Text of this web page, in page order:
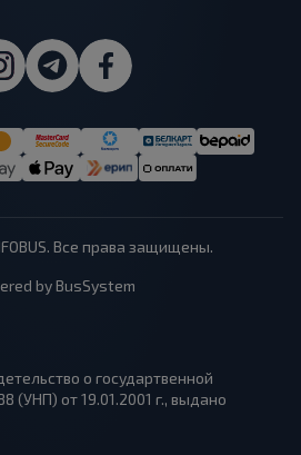
Все права защищены.
by BusSystem
о государтвенной
(УНП) от 19.01.2001 г., выдано